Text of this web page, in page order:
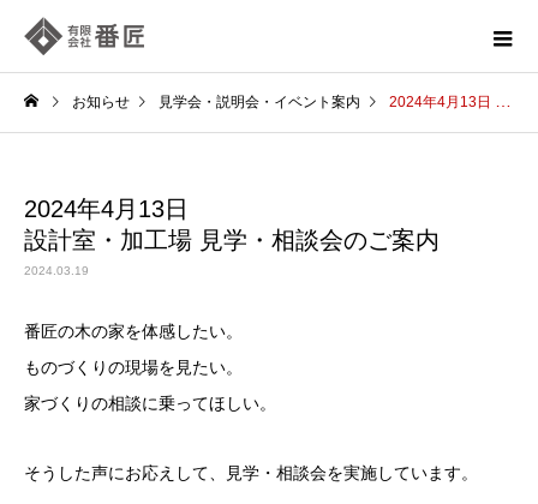
お知らせ 見学会・説明会・イベント案内 2024年4月13日 設計室・加工場 見学・相談会のご案内
2024年4月13日
設計室・加工場 見学・相談会のご案内
2024.03.19
番匠の木の家を体感したい。
ものづくりの現場を見たい。
家づくりの相談に乗ってほしい。
そうした声にお応えして、見学・相談会を実施しています。